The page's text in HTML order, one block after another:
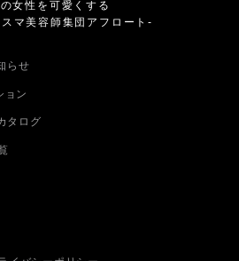
女性を可愛くする
マ美容師集団アフロート-
らせ
ョン
タログ